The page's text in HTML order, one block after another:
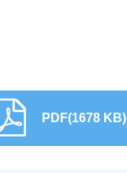
PDF(1678 KB)